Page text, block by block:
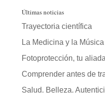
Últimas noticias
Trayectoria científica
La Medicina y la Música
Fotoprotección, tu aliada
Comprender antes de
Salud. Belleza.